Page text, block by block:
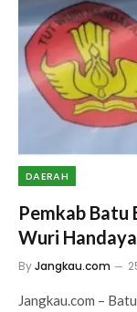
DAERAH
Pemkab Batu
Wuri
ByJangkau.com
Jangkau.com –